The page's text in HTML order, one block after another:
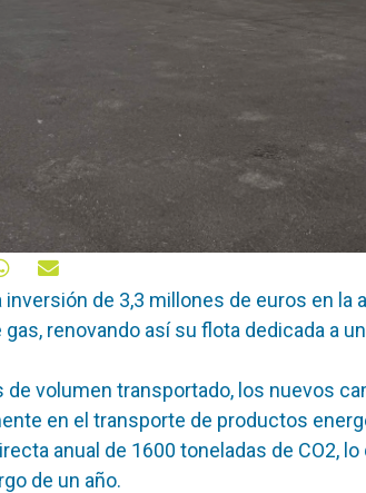
inversión de 3,3 millones de euros en
renovando así su flota dedicada a
de volumen transportado, los nuevos
en el transporte de productos
anual de 1600 toneladas de CO2,
de un año.